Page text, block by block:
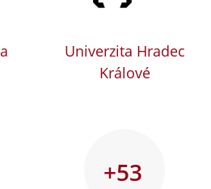
Univerzita Hradec
Králové
+53